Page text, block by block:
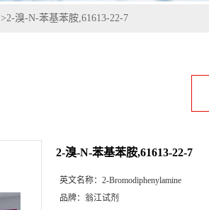
>2-溴-N-苯基苯胺,61613-22-7
2-溴-N-苯基苯胺,61613-22-7
英文名称： 2-Bromodiphenylamine
品牌： 翁江试剂